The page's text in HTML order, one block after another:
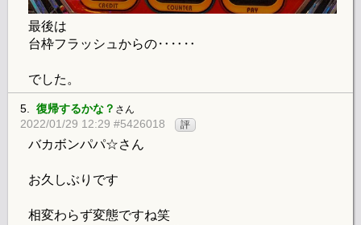
最後は
台枠フラッシュからの‥‥‥
でした。
5. 復帰するかな？ さん
2022/01/29 12:29 #5426018 評
バカボンパパ☆さん
お久しぶりです
相変わらず変態ですね笑